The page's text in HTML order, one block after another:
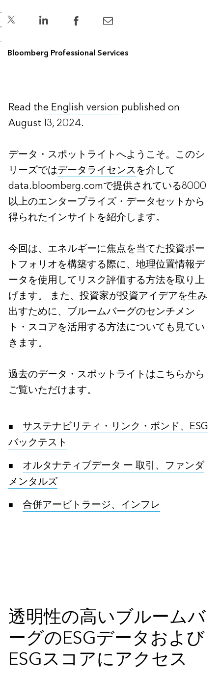
Bloomberg Professional Services
Read theEnglish version published on
August 13, 2024.
データ・スポットライトへようこそ。このシ
リーズではデータライセンスを介して
data.bloomberg.comで提供されている8000
以上のエンタープライズ・データセットから
得られたインサイトを紹介します。
今回は、エネルギーに焦点を当てた投資ポー
トフォリオを構築する際に、地理位置情報デ
ータを使用してリスク評価する方法を取り上
げます。 また、投資家が投資アイデアを生み
出すために、ブルームバーグのセンチメン
ト・スコアを活用する方法についても見てい
きます。
過去のデータ・スポットライトはこちらから
ご覧いただけます。
サステナビリティ・リンク・ボンド、ESG
バックテスト
オルタナティブデータ ー 取引、ファンダ
メンタルズ
合併アービトラージ、インフレ
透明性の高いブルームバ
ーグのESGデータおよび
ESGスコアにアクセス